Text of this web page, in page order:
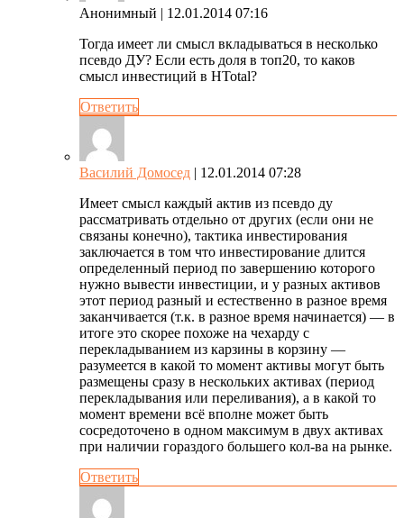
Анонимный | 12.01.2014 07:16
Тогда имеет ли смысл вкладываться в несколько
псевдо ДУ? Если есть доля в топ20, то каков
смысл инвестиций в HTotal?
Ответить
Василий Домосед | 12.01.2014 07:28
Имеет смысл каждый актив из псевдо ду
рассматривать отдельно от других (если они не
связаны конечно), тактика инвестирования
заключается в том что инвестирование длится
определенный период по завершению которого
нужно вывести инвестиции, и у разных активов
этот период разный и естественно в разное время
заканчивается (т.к. в разное время начинается) — в
итоге это скорее похоже на чехарду с
перекладыванием из карзины в корзину —
разумеется в какой то момент активы могут быть
размещены сразу в нескольких активах (период
перекладывания или переливания), а в какой то
момент времени всё вполне может быть
сосредоточено в одном максимум в двух активах
при наличии гораздого большего кол-ва на рынке.
Ответить